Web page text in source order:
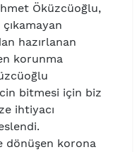
Öküzcüoğlu,
hazırlanan
korunma
bitmesi için biz
ihtiyacı
dönüşen korona